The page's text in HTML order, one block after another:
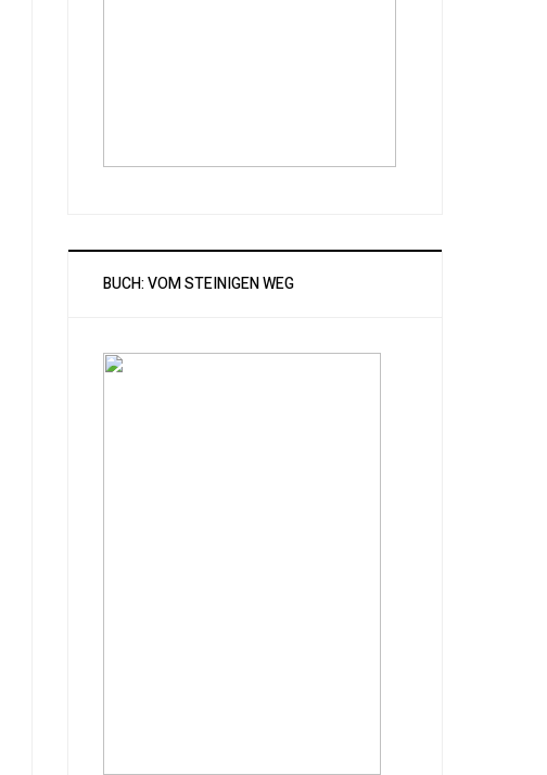
BUCH: VOM STEINIGEN WEG